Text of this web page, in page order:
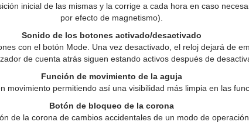
inicial de las mismas y la corrige a cada hora en caso
por efecto de magnetismo).
Sonido de los botones activado/desactivado
con el botón Mode. Una vez desactivado, el reloj dejará de
de cuenta atrás siguen estando activos después de
Función de movimiento de la aguja
movimiento permitiendo así una visibilidad más limpia en las
Botón de bloqueo de la corona
de la corona de cambios accidentales de un modo de